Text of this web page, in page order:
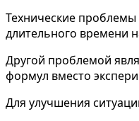
Технические
длительного времени
Другой проблемой
формул вместо
Для улучшения